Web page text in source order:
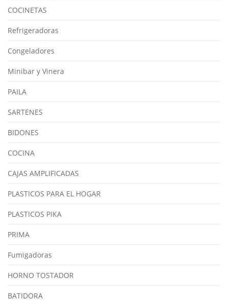
COCINETAS
Refrigeradoras
Congeladores
Minibar y Vinera
PAILA
SARTENES
BIDONES
COCINA
CAJAS AMPLIFICADAS
PLASTICOS PARA EL HOGAR
PLASTICOS PIKA
PRIMA
Fumigadoras
HORNO TOSTADOR
BATIDORA